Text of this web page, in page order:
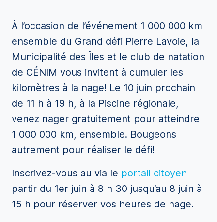
À l’occasion de l’événement 1 000 000 km
ensemble du Grand défi Pierre Lavoie, la
Municipalité des Îles et le club de natation
de CÉNIM vous invitent à cumuler les
kilomètres à la nage! Le 10 juin prochain
de 11 h à 19 h, à la Piscine régionale,
venez nager gratuitement pour atteindre
1 000 000 km, ensemble. Bougeons
autrement pour réaliser le défi!
Inscrivez-vous au via le portail citoyen
partir du 1er juin à 8 h 30 jusqu’au 8 juin à
15 h pour réserver vos heures de nage.